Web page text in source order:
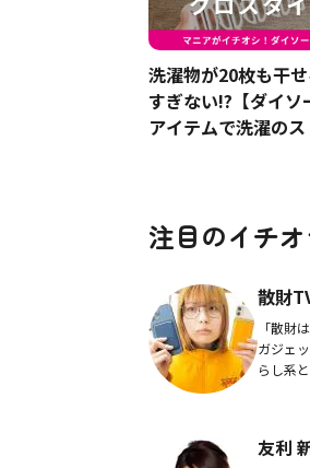
洗濯物が20枚も干
すぎない!?【ダイソ
アイテムで洗濯の
注目のイチ
散財
「散財
ガジェ
らし系
友利